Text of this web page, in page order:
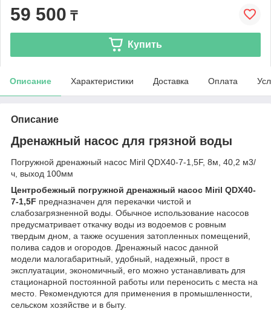
59 500 ₸
Купить
Описание Характеристики Доставка Оплата
Описание
Дренажный насос для грязной воды
Погружной дренажный насос Miril QDX40-7-1,5F, 8м, 40,2 м3/
ч, выход 100мм
Центробежный погружной дренажный насос Miril QDX40-
7-1,5F предназначен для перекачки чистой и
слабозагрязненной воды. Обычное использование насосов
предусматривает откачку воды из водоемов с ровным
твердым дном, а также осушения затопленных помещений,
полива садов и огородов. Дренажный насос данной
модели малогабаритный, удобный, надежный, прост в
эксплуатации, экономичный, его можно устанавливать для
стационарной постоянной работы или переносить с места на
место. Рекомендуются для применения в промышленности,
сельском хозяйстве и в быту.